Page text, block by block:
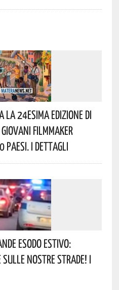
24esima Edizione Di
Filmmaker
Paesi. I Dettagli
Esodo Estivo:
Nostre Strade! I